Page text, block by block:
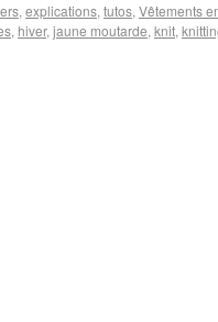
, explications, tutos, Vêtements
, hiver, jaune moutarde, knit,